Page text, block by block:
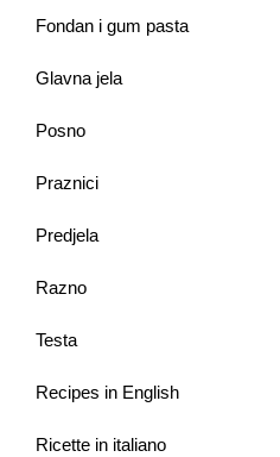
Fondan i gum pasta
Glavna jela
Posno
Praznici
Predjela
Razno
Testa
Recipes in English
Ricette in italiano